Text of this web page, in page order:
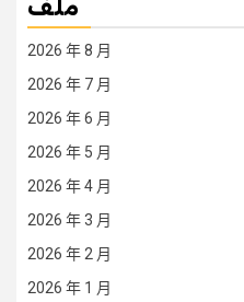
ملف
2026 年 8 月
2026 年 7 月
2026 年 6 月
2026 年 5 月
2026 年 4 月
2026 年 3 月
2026 年 2 月
2026 年 1 月